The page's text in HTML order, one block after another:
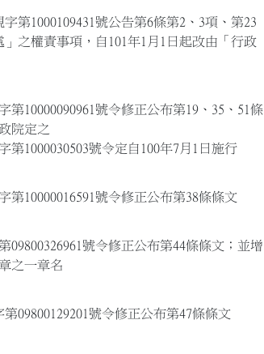
第1000109431號公告第6條第2、3項、第23
之權責事項，自101年1月1日起改由「行政
第10000090961號令修正公布第19、35、51條
院定之
第1000030503號令定自100年7月1日施行
第10000016591號令修正公布第38條條文
09800326961號令修正公布第44條條文；並增
之一章名
09800129201號令修正公布第47條條文